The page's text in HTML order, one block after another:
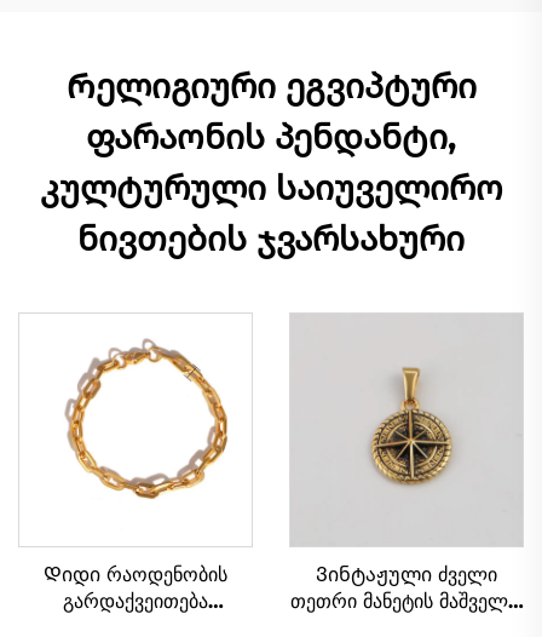
Რელიგიური ეგვიპტური
ფარაონის პენდანტი,
კულტურული საიუველირო
ნივთების ჯვარსახური
Დიდი რაოდენობის
გარდაქვეითება
Ვინტაჟული ძველი
თეთრი მანეტის მაშველი,